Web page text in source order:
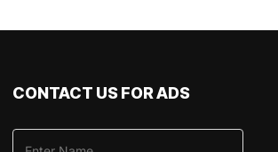
CONTACT US FOR ADS